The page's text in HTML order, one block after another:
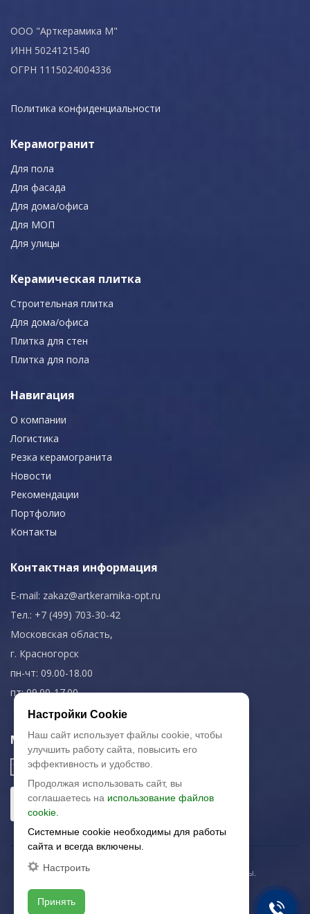
ООО "Арткерамика М"
ИНН 5024121540
ОГРН 1115024004336
Политика конфиденциальности
Керамогранит
Для пола
Для фасада
Для дома/офиса
Для МОП
Для улицы
Керамическая плитка
Строительная плитка
Для дома/офиса
Плитка для стен
Плитка для пола
Навигация
О компании
Логистика
Резка керамогранита
Новости
Рекомендации
Портфолио
Контакты
Контактная информация
E-mail: zakaz@artkeramika-opt.ru
Тел.: +7 (499) 703-30-42
Московская область,
г. Красногорск
пн-чт: 09.00-18.00
пт: 09.00-17.00
Мы в соц. сетях
© 2003-2026 «Арткерамика». Все права защищены.
Настройки Cookie
Наш сайт использует файлы cookie, чтобы
улучшить работу сайта, повысить его
эффективность и удобство.
Продолжая использовать сайт, вы
соглашаетесь на использование файлов
cookie.
Системные cookie необходимы для работы
сайта и всегда включены.
Настроить
Принять